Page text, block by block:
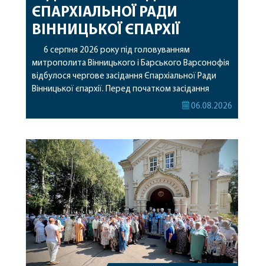
ЄПАРХІАЛЬНОЇ РАДИ
ВІННИЦЬКОЇ ЄПАРХІЇ
6 серпня 2026 року під головуванням
митрополита Вінницького і Барського Варсонофія
відбулося чергове засідання Єпархіальної Ради
Вінницької єпархії. Перед початком засідання
секретар Єпархіальної Ради від імені членів Ради
побажавши йому міцного здоров’я, Божої
допомоги, миру, духовної радості та
благословенних успіхів у подальшому
архіпастирському служінні. […]
06.08.2026